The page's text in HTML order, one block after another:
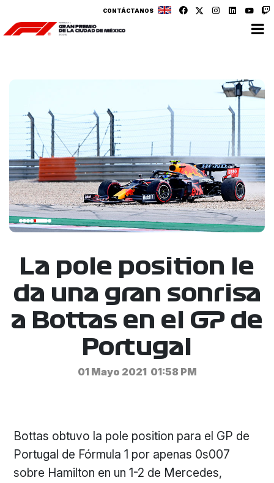
CONTÁCTANOS
La pole position le
da una gran sonrisa
a Bottas en el GP de
Portugal
01 Mayo 2021 01:58 PM
Bottas obtuvo la pole position para el GP de
Portugal de Fórmula 1 por apenas 0s007
sobre Hamilton en un 1-2 de Mercedes,